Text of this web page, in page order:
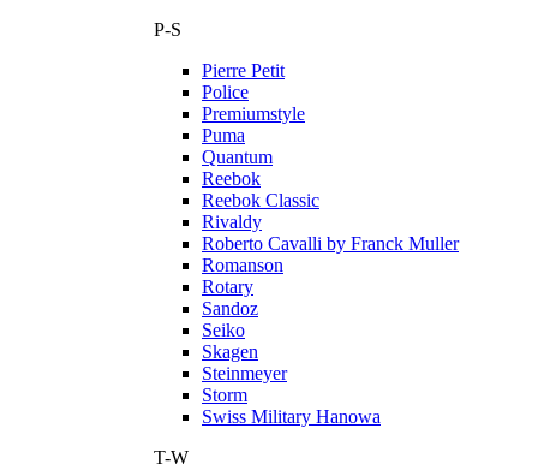
P-S
Pierre Petit
Police
Premiumstyle
Puma
Quantum
Reebok
Reebok Classic
Rivaldy
Roberto Cavalli by Franck Muller
Romanson
Rotary
Sandoz
Seiko
Skagen
Steinmeyer
Storm
Swiss Military Hanowa
T-W